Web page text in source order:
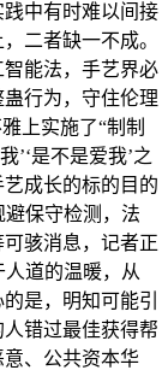
中有时难以间接
二者缺一不成。
能法，手艺界必
行为，守住伦理
上实施了“制制
’‘是不是爱我’之
成长的标的目的
保守检测，法
骇消息，记者正
道的温暖，从
是，明知可能引
错过最佳获得帮
、公共资本华